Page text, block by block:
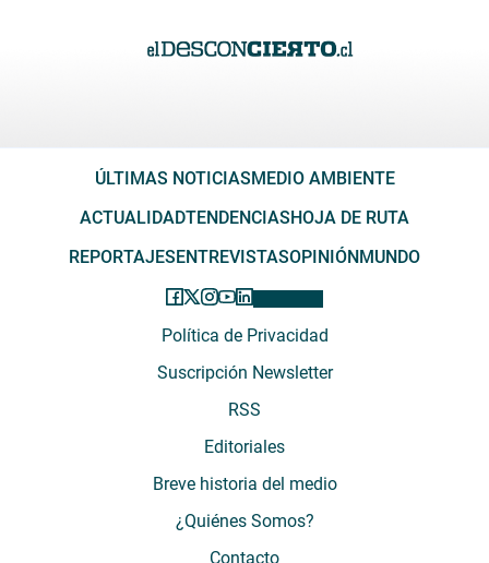
ÚLTIMAS NOTICIAS MEDIO AMBIENTE
ACTUALIDADTENDENCIAS HOJA DE RUTA
REPORTAJES ENTREVISTASOPINIÓN MUNDO
Política de Privacidad
Suscripción Newsletter
RSS
Editoriales
Breve historia del medio
¿Quiénes Somos?
Contacto